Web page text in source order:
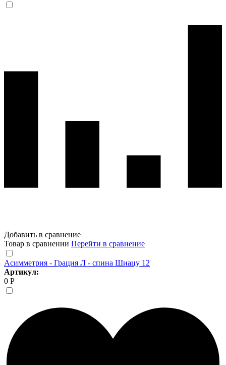
Добавить в сравнение
Товар в сравнении Перейти в сравнение
Асимметрия - Грация Л - спина Шиацу 12
Артикул:
0 Р